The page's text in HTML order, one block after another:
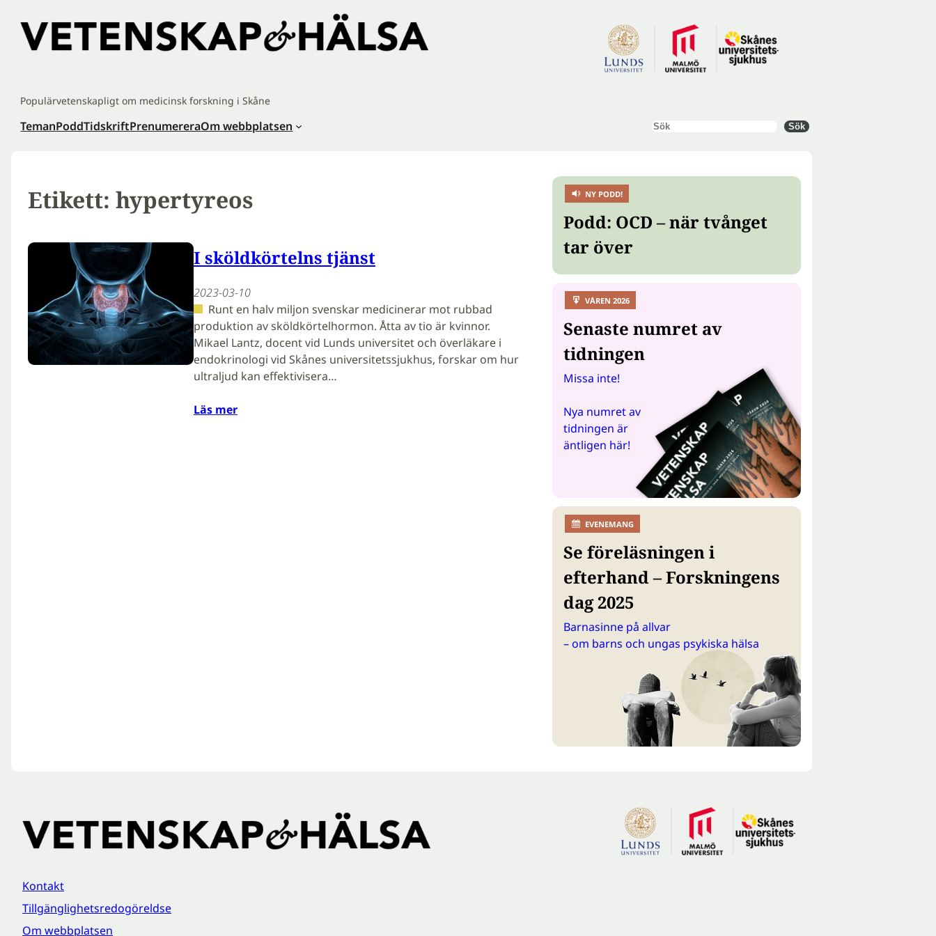
innehåll
Populärvetenskapligt om medicinsk forskning i Skåne
TemanPoddTidskriftPrenumereraOm webbplatsen Sök Sök
Etikett: hypertyreos
I sköldkörtelns tjänst
2023-03-10
Runt en halv miljon svenskar medicinerar mot rubbad
produktion av sköldkörtelhormon. Åtta av tio är kvinnor.
Mikael Lantz, docent vid Lunds universitet och överläkare i
endokrinologi vid Skånes universitetssjukhus, forskar om hur
ultraljud kan effektivisera…
Läs mer
NY PODD!
Podd: OCD – när tvånget
tar över
VÅREN 2026
Senaste numret av
tidningen
Missa inte!
Nya numret av
tidningen är
äntligen här!
EVENEMANG
Se föreläsningen i
efterhand – Forskningens
dag 2025
Barnasinne på allvar
– om barns och ungas psykiska hälsa
Kontakt
Tillgänglighetsredogöreldse
Om webbplatsen